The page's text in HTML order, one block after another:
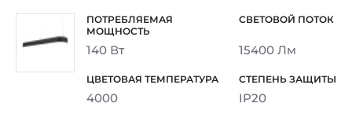
140 Вт 15400 Лм
4000 IP20